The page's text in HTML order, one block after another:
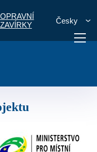
Česky